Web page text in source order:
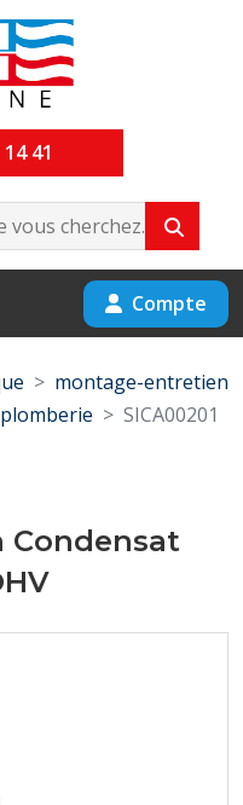
41
Compte
montage-entretien
SICA00201
Condensat